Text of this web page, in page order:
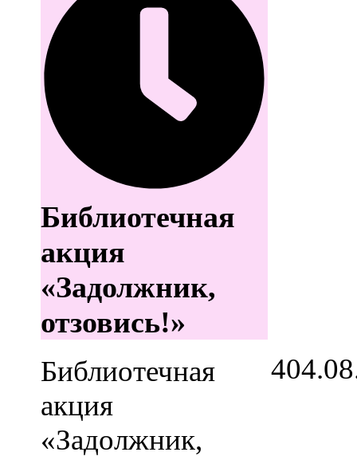
Библиотечная
акция
«Задолжник,
отзовись!»
Библиотечная
акция
«Задолжник,
4